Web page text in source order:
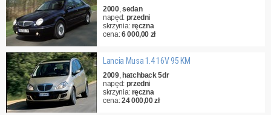
2000,sedan
napęd: przedni
skrzynia: ręczna
cena:6 000,00 zł
Lancia Musa 1.4 16V 95 KM
2009, hatchback 5dr
napęd: przedni
skrzynia: ręczna
cena:24 000,00 zł